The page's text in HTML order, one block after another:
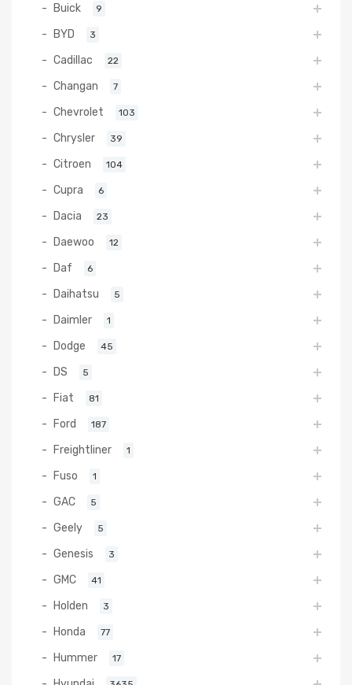
Buick 9
BYD 3
Cadillac 22
Changan 7
Chevrolet 103
Chrysler 39
Citroen 104
Cupra 6
Dacia 23
Daewoo 12
Daf 6
Daihatsu 5
Daimler 1
Dodge 45
DS 5
Fiat 81
Ford 187
Freightliner 1
Fuso 1
GAC 5
Geely 5
Genesis 3
GMC 41
Holden 3
Honda 77
Hummer 17